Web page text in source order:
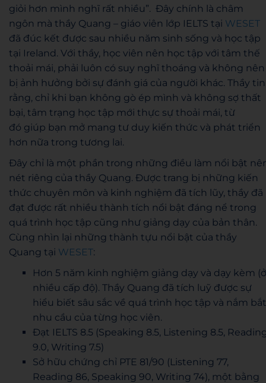
giỏi hơn mình nghĩ rất nhiều”. Đây chính là châm
ngôn mà thầy Quang – giáo viên lớp IELTS tại WESET
đã đúc kết được sau nhiều năm sinh sống và học tập
tại Ireland. Với thầy, học viên nên học tập với tâm thế
thoải mái, phải luôn có suy nghĩ thoáng và không nên
bị ảnh hưởng bởi sự đánh giá của người khác. Thầy tin
rằng, chỉ khi bạn không gò ép mình và không sợ thất
bại, tâm trạng học tập mới thực sự thoải mái, từ
đó giúp bạn mở mang tư duy kiến thức và phát triển
hơn nữa trong tương lai.
Đây chỉ là một phần trong những điều làm nổi bật
nét riêng của thầy Quang. Được trang bị những kiến
thức chuyên môn và kinh nghiệm đã tích lũy, thầy đã
đạt được rất nhiều thành tích nổi bật đáng nể trong
quá trình học tập cũng như giảng dạy của bản thân.
Cùng nhìn lại những thành tựu nổi bật của thầy
Quang tại WESET:
Hơn 5 năm kinh nghiệm giảng dạy và dạy kèm (ở
nhiều cấp độ). Thầy Quang đã tích luỹ được sự
hiểu biết sâu sắc về quá trình học tập và nắm bắt
nhu cầu của từng học viên.
Đạt IELTS 8.5 (Speaking 8.5, Listening 8.5,
9.0, Writing 7.5)
Sở hữu chứng chỉ PTE 81/90 (Listening 77,
Reading 86, Speaking 90, Writing 74), một bằng